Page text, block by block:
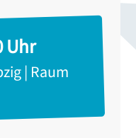
Uhr
| Raum